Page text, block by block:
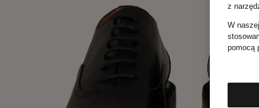
z
W naszej
pomocą